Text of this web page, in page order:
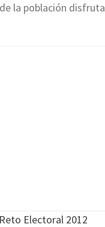
la población
Reto Electoral 2012